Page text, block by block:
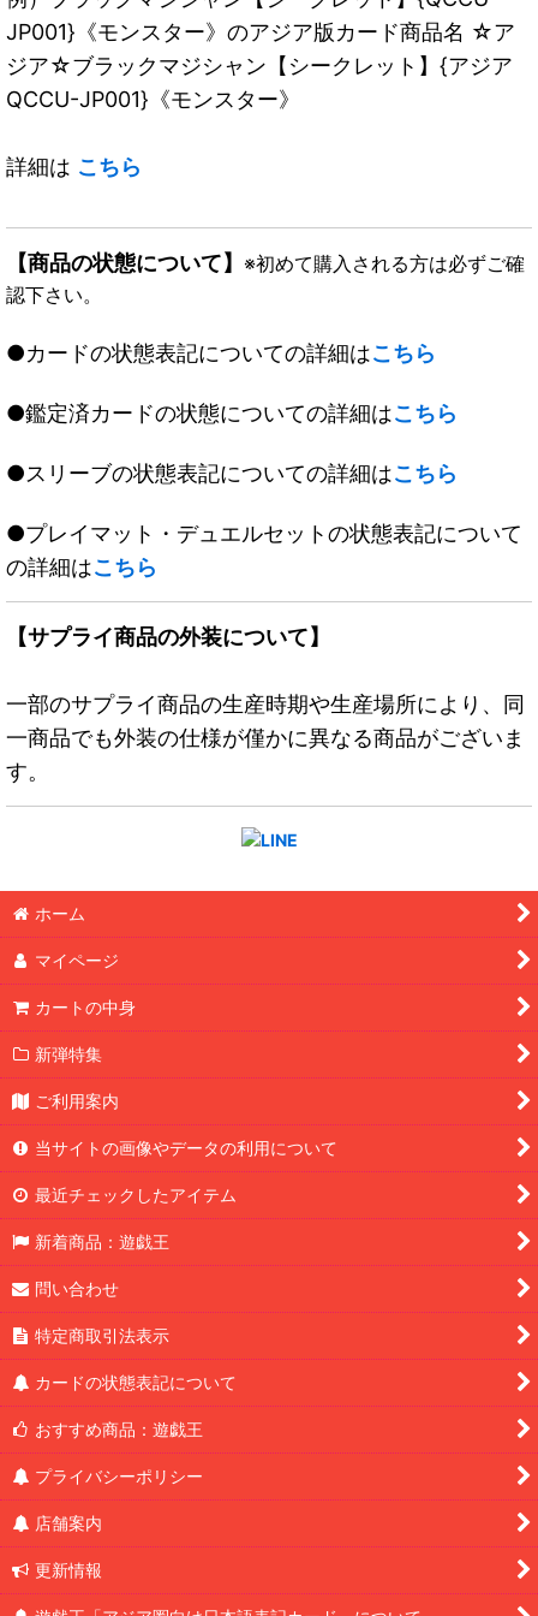
JP001}《モンスター》のアジア版カード商品名 ☆ア
ジア☆ブラックマジシャン【シークレット】{アジア
QCCU-JP001}《モンスター》
詳細は こちら
【商品の状態について】 ※初めて購入される方は必ずご確
認下さい。
●カードの状態表記についての詳細はこちら
●鑑定済カードの状態についての詳細はこちら
●スリーブの状態表記についての詳細はこちら
●プレイマット・デュエルセットの状態表記について
の詳細はこちら
【サプライ商品の外装について】
一部のサプライ商品の生産時期や生産場所により、同
一商品でも外装の仕様が僅かに異なる商品がございま
す。
ホーム
マイページ
カートの中身
新弾特集
ご利用案内
当サイトの画像やデータの利用について
最近チェックしたアイテム
新着商品：遊戯王
問い合わせ
特定商取引法表示
カードの状態表記について
おすすめ商品：遊戯王
プライバシーポリシー
店舗案内
更新情報